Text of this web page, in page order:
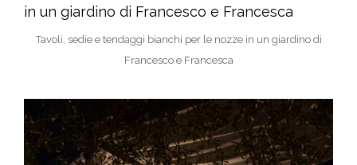
Tavoli, sedie e tendaggi bianchi per le nozze in un giardino di
Francesco e Francesca